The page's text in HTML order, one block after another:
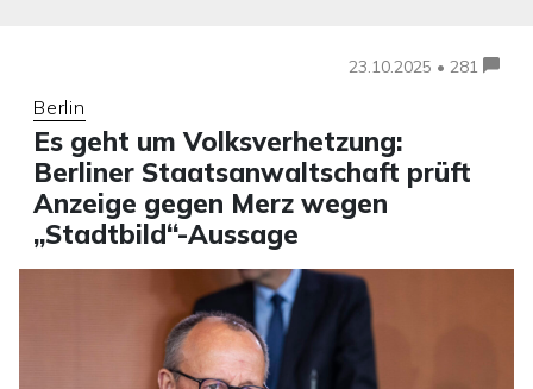
23.10.2025 • 281
Berlin
Es geht um Volksverhetzung:
Berliner Staatsanwaltschaft prüft
Anzeige gegen Merz wegen
„Stadtbild“-Aussage